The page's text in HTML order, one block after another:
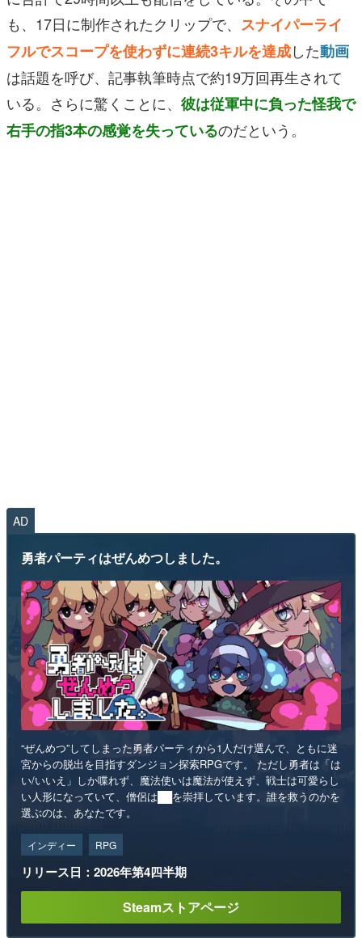
も、17日に制作されたクリップで、 スナイパーライ
フルでスコープを使わずに連続3キルを達成した動画
は話題を呼び、記事執筆時点で約19万回再生されて
いる。さらに驚くことに、 彼は従軍中に負った怪我で
右手の指3本の感覚を失っているのだという。
AD
勇者パーティはぜんめつしました。
“ぜんめつ”してしまった勇者パーティから1人だけ選んで、ともに迷
宮からの脱出を目指すダンジョン探索RPGです。 ただし勇者は「は
い/いいえ」しか喋れず、魔法使いは魔法が使えず、戦士は可愛らし
い人形になっていて、僧侶は██を崇拝しています。誰を救うのかを
選ぶのは、あなたです。
インディー RPG
リリース日：2026年第4四半期
Steamストアページ